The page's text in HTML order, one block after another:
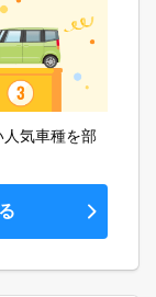
気車種を部